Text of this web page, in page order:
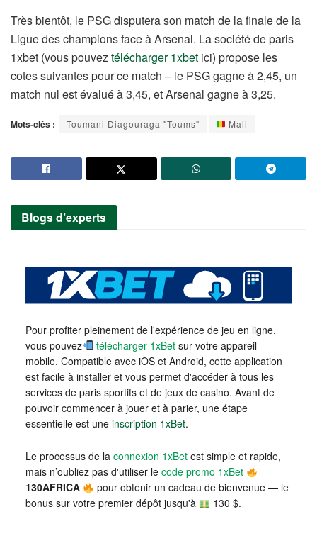
Très bientôt, le PSG disputera son match de la finale de la
Ligue des champions face à Arsenal. La société de paris
1xbet (vous pouveztélécharger 1xbet ici) propose les
cotes suivantes pour ce match – le PSG gagne à 2,45, un
match nul est évalué à 3,45, et Arsenal gagne à 3,25.
Mots-clés : Toumani Diagouraga "Toums" Mali
Blogs d’experts
Pour profiter pleinement de l'expérience de jeu en ligne,
vous pouvez
télécharger 1xBet sur votre appareil
mobile. Compatible avec iOS et Android, cette application
est facile à installer et vous permet d'accéder à tous les
services de paris sportifs et de jeux de casino. Avant de
pouvoir commencer à jouer et à parier, une étape
essentielle est une inscription 1xBet.
Le processus de la connexion 1xBet est simple et rapide,
mais n’oubliez pas d'utiliser le code promo 1xBet
130AFRICA
pour obtenir un cadeau de bienvenue — le
bonus sur votre premier dépôt jusqu'à
130 $.